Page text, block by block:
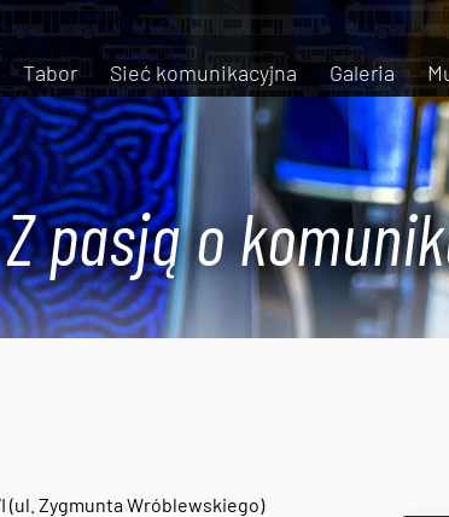
Tabor Sieć komunikacyjna Galeria
Z pasją o
(ul. Zygmunta Wróblewskiego)